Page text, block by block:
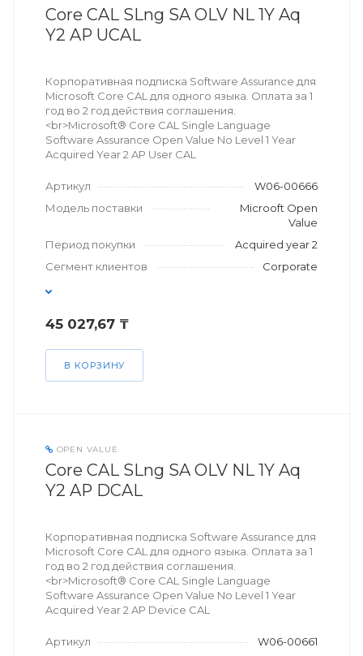
Core CAL SLng SA OLV NL 1Y Aq
Y2 AP UCAL
Корпоративная подписка Software Assurance для
Microsoft Core CAL для одного языка. Оплата за 1
год во 2 год действия соглашения.
<br>Microsoft® Core CAL Single Language
Software Assurance Open Value No Level 1 Year
Acquired Year 2 AP User CAL
Артикул
W06-00666
Модель поставки
Microoft Open
Value
Период покупки
Acquired year 2
Сегмент клиентов
Corporate
45 027,67 ₸
В КОРЗИНУ
OPEN VALUE
Core CAL SLng SA OLV NL 1Y Aq
Y2 AP DCAL
Корпоративная подписка Software Assurance для
Microsoft Core CAL для одного языка. Оплата за 1
год во 2 год действия соглашения.
<br>Microsoft® Core CAL Single Language
Software Assurance Open Value No Level 1 Year
Acquired Year 2 AP Device CAL
Артикул
W06-00661